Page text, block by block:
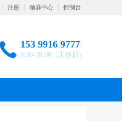
注册 领券中心 控制台
153 9916 9777
8:30-18:00（工作日）